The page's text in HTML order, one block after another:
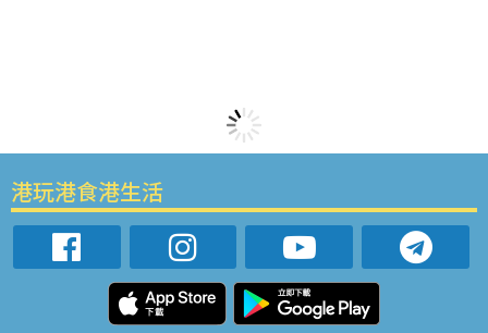
港玩港食港生活